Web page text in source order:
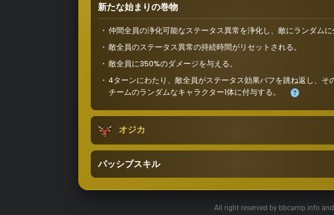
新たな始まりの巻物
仲間全員の浄化可能なステータス異常を浄化し、敵にランダムに
敵全員のステータス異常の持続時間がリセットされる。
敵全員に350%のダメージを与える。
4ターンにわたり、敵全員がステータス効果バフを跳ね返し、そ
チームのランダムなキャラクター1体に付与する。
オジカ
パッシブスキル
All right reserved by bbcamp.info